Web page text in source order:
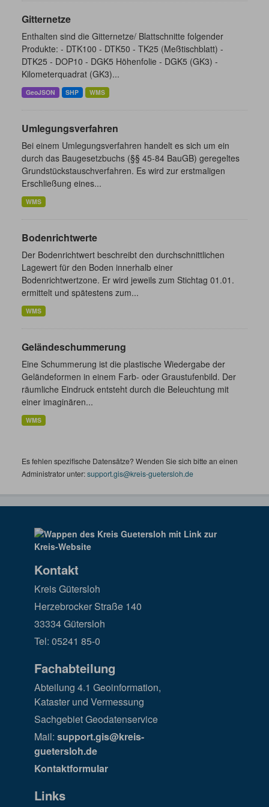
Gitternetze
Enthalten sind die Gitternetze/ Blattschnitte folgender
Produkte: - DTK100 - DTK50 - TK25 (Meßtischblatt) -
DTK25 - DOP10 - DGK5 Höhenfolie - DGK5 (GK3) -
Kilometerquadrat (GK3)...
GeoJSON SHP WMS
Umlegungsverfahren
Bei einem Umlegungsverfahren handelt es sich um ein
durch das Baugesetzbuchs (§§ 45-84 BauGB) geregeltes
Grundstückstauschverfahren. Es wird zur erstmaligen
Erschließung eines...
WMS
Bodenrichtwerte
Der Bodenrichtwert beschreibt den durchschnittlichen
Lagewert für den Boden innerhalb einer
Bodenrichtwertzone. Er wird jeweils zum Stichtag 01.01.
ermittelt und spätestens zum...
WMS
Geländeschummerung
Eine Schummerung ist die plastische Wiedergabe der
Geländeformen in einem Farb- oder Graustufenbild. Der
räumliche Eindruck entsteht durch die Beleuchtung mit
einer imaginären...
WMS
Es fehlen spezifische Datensätze? Wenden Sie sich bitte an einen
Administrator unter:support.gis@kreis-guetersloh.de
Kontakt
Kreis Gütersloh
Herzebrocker Straße 140
33334 Gütersloh
Tel: 05241 85-0
Fachabteilung
Abteilung 4.1 Geoinformation,
Kataster und Vermessung
Sachgebiet Geodatenservice
Mail: support.gis@kreis-
guetersloh.de
Kontaktformular
Links